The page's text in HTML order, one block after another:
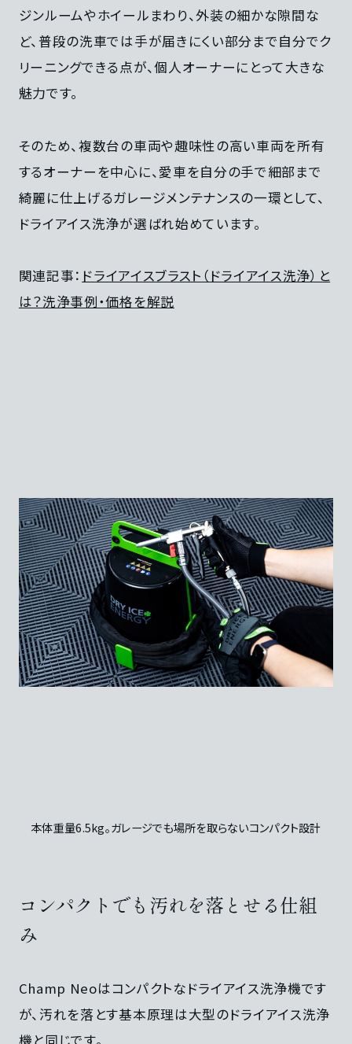
ジンルームやホイールまわり、外装の細かな隙間な
ど、普段の洗車では手が届きにくい部分まで自分でク
リーニングできる点が、個人オーナーにとって大きな
魅力です。
そのため、複数台の車両や趣味性の高い車両を所有
するオーナーを中心に、愛車を自分の手で細部まで
綺麗に仕上げるガレージメンテナンスの一環として、
ドライアイス洗浄が選ばれ始めています。
関連記事： ドライアイスブラスト（ドライアイス洗浄）と
は？洗浄事例・価格を解説
本体重量6.5kg。ガレージでも場所を取らないコンパクト設計
コンパクトでも汚れを落とせる仕組
み
Champ Neoはコンパクトなドライアイス洗浄機です
が、汚れを落とす基本原理は大型のドライアイス洗浄
機と同じです。